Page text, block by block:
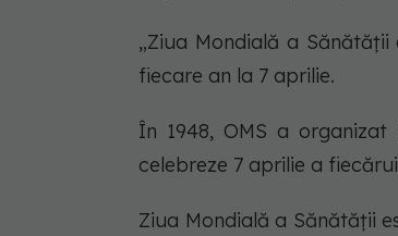
„Ziua Mondială a
fiecare an la 7 aprilie.
În 1948, OMS a
celebreze 7 aprilie a
Ziua Mondială a Sănătății